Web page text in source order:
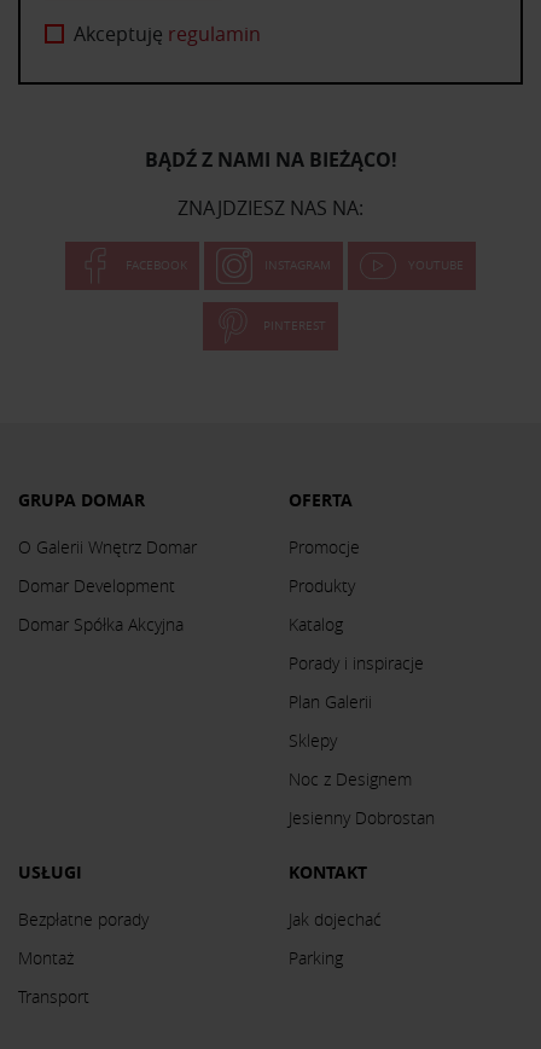
Akceptuję regulamin
BĄDŹ Z NAMI NA BIEŻĄCO!
ZNAJDZIESZ NAS NA:
FACEBOOK INSTAGRAM YOUTUBE
PINTEREST
GRUPA DOMAR
O Galerii Wnętrz Domar
Domar Development
Domar Spółka Akcyjna
OFERTA
Promocje
Produkty
Katalog
Porady i inspiracje
Plan Galerii
Sklepy
Noc z Designem
Jesienny Dobrostan
USŁUGI
Bezpłatne porady
Montaż
Transport
KONTAKT
Jak dojechać
Parking